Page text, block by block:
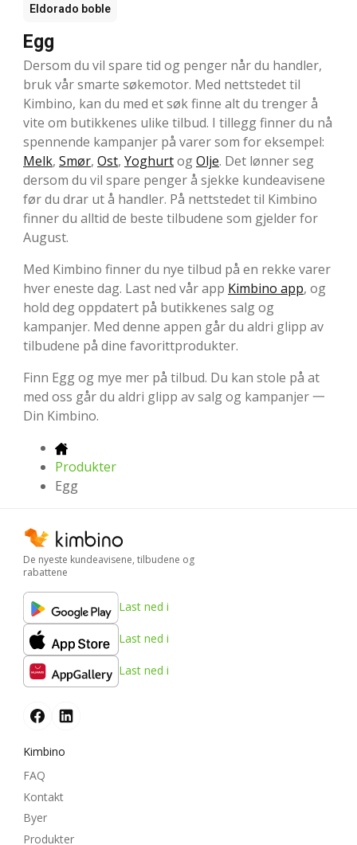
Eldorado boble
Egg
Dersom du vil spare tid og penger når du handler,
bruk vår smarte søkemotor. Med nettstedet til
Kimbino, kan du med et søk finne alt du trenger å
vite om butikkenes ulike tilbud. I tillegg finner du nå
spennende kampanjer på varer som for eksempel:
Melk, Smør, Ost, YoghurtogOlje. Det lønner seg
dersom du vil spare penger å sjekke kundeavisene
før du drar ut å handler. På nettstedet til Kimbino
finner du alltid de beste tilbudene som gjelder for
August.
Med Kimbino finner du nye tilbud på en rekke varer
hver eneste dag. Last ned vår app Kimbino app, og
hold deg oppdatert på butikkenes salg og
kampanjer. Med denne appen går du aldri glipp av
tilbudene på dine favorittprodukter.
Finn Egg og mye mer på tilbud. Du kan stole på at
med oss går du aldri glipp av salg og kampanjer 一
Din Kimbino.
Produkter
Egg
De nyeste kundeavisene, tilbudene og
rabattene
Last ned i
Last ned i
Last ned i
Kimbino
FAQ
Kontakt
Byer
Produkter